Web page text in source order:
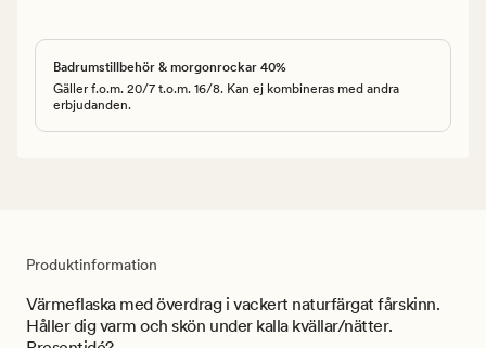
Badrumstillbehör & morgonrockar 40%
Gäller f.o.m. 20/7 t.o.m. 16/8. Kan ej kombineras med andra
erbjudanden.
Produktinformation
Värmeflaska med överdrag i vackert naturfärgat fårskinn.
Håller dig varm och skön under kalla kvällar/nätter.